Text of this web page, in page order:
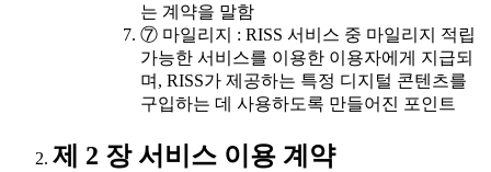
는 계약을 말함
⑦ 마일리지 : RISS 서비스 중 마일리지 적립
가능한 서비스를 이용한 이용자에게 지급되
며, RISS가 제공하는 특정 디지털 콘텐츠를
구입하는 데 사용하도록 만들어진 포인트
제 2 장 서비스 이용 계약